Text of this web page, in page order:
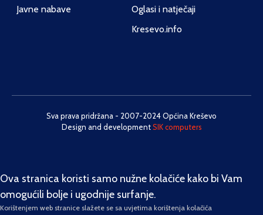
Javne nabave
Oglasi i natječaji
Kresevo.info
Sva prava pridržana - 2007-2024 Općina Kreševo
Design and developmentSIK computers
Ova stranica koristi samo nužne kolačiće kako bi Vam
omogućili bolje i ugodnije surfanje.
Korištenjem web stranice slažete se sa uvjetima korištenja kolačića